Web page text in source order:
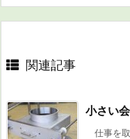
関連記事
小さい
仕事を